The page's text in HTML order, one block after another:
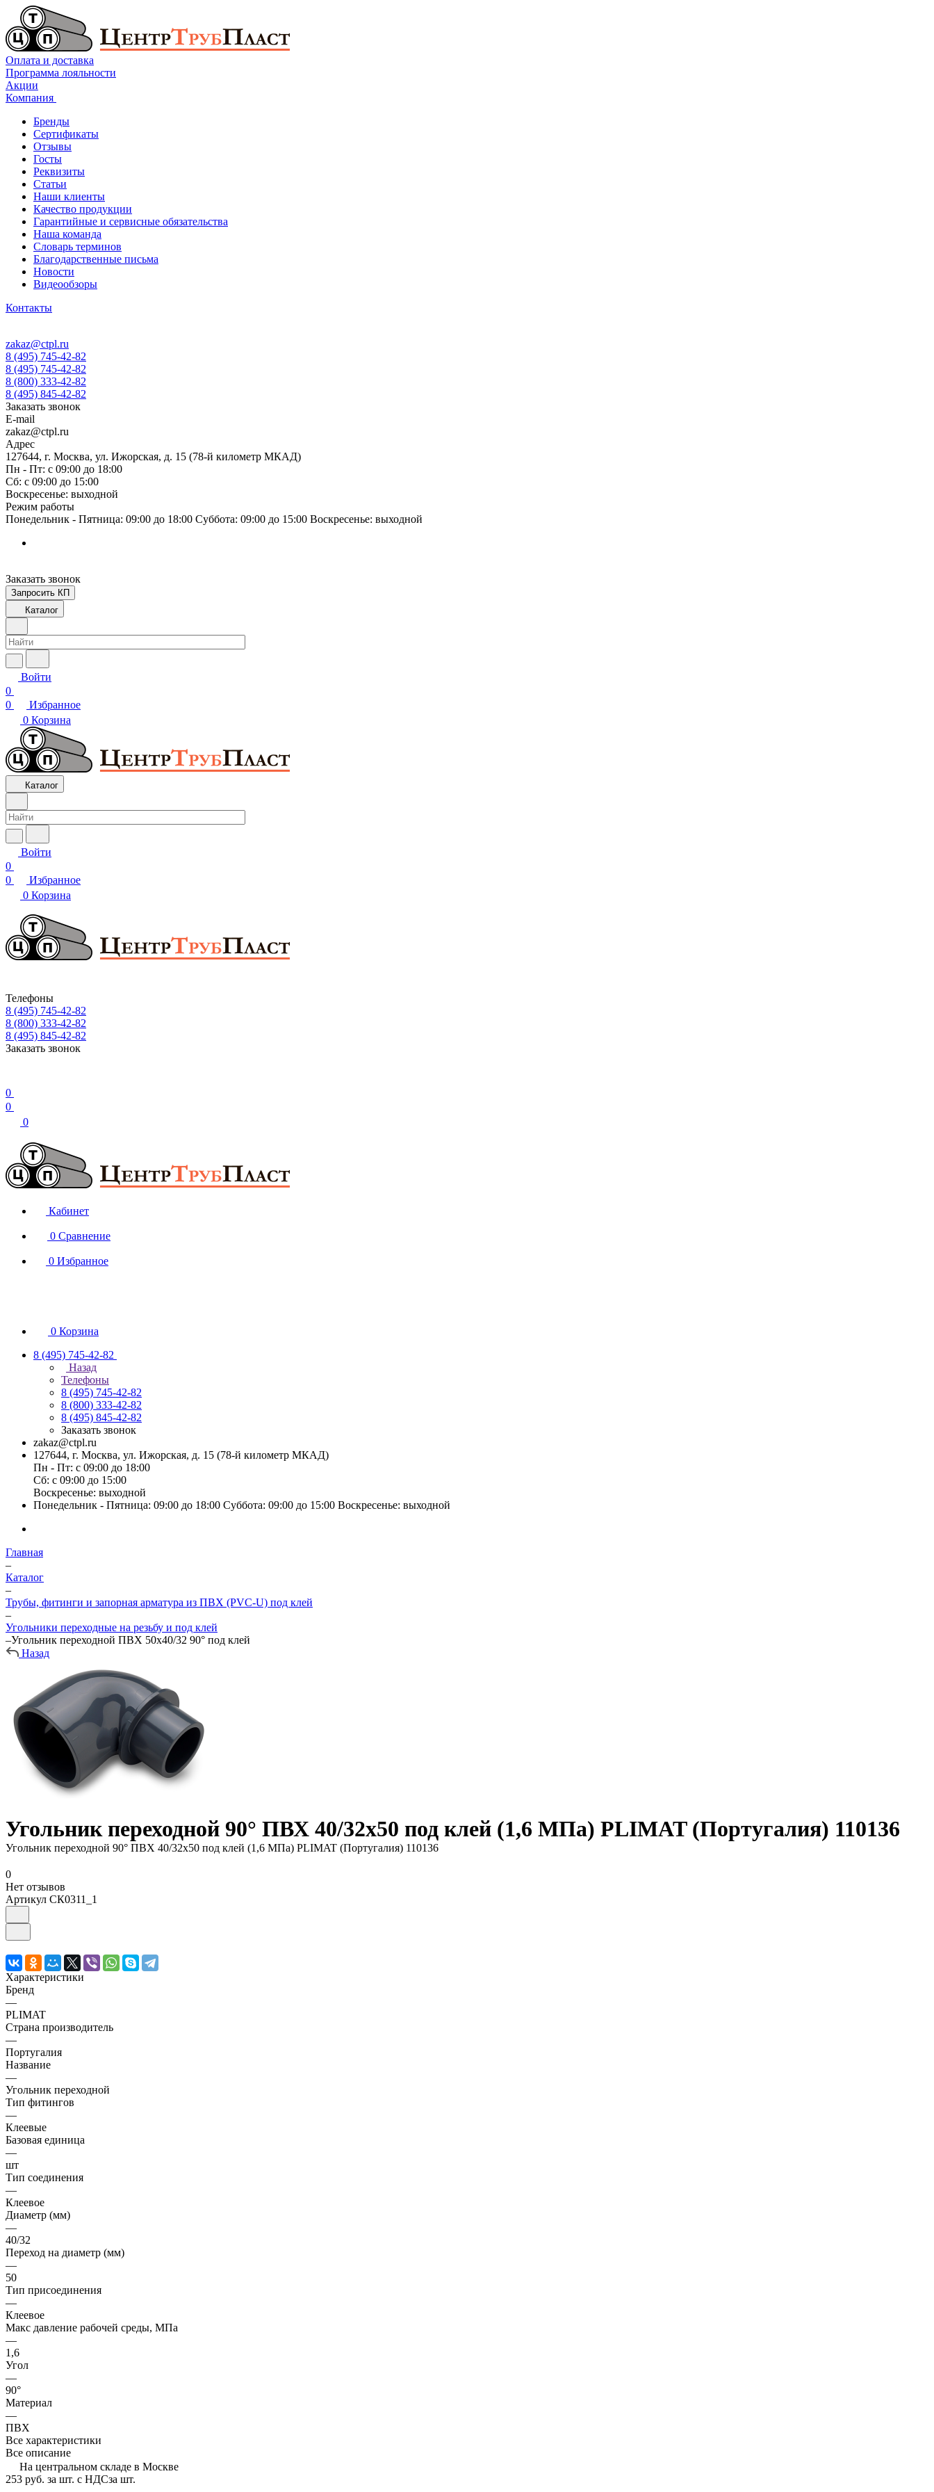
Оплата и доставка
Программа лояльности
Акции
Компания
Бренды
Сертификаты
Отзывы
Госты
Реквизиты
Статьи
Наши клиенты
Качество продукции
Гарантийные и сервисные обязательства
Наша команда
Словарь терминов
Благодарственные письма
Новости
Видеообзоры
Контакты
zakaz@ctpl.ru
8 (495) 745-42-82
8 (495) 745-42-82
8 (800) 333-42-82
8 (495) 845-42-82
Заказать звонок
E-mail
zakaz@ctpl.ru
Адрес
127644, г. Москва, ул. Ижорская, д. 15 (78-й километр МКАД)
Пн - Пт: с 09:00 до 18:00
Сб: с 09:00 до 15:00
Воскресенье: выходной
Режим работы
Понедельник - Пятница: 09:00 до 18:00 Суббота: 09:00 до 15:00 Воскресенье: выходной
Заказать звонок
Запросить КП
Каталог
Войти
0
0
Избранное
0 Корзина
Каталог
Войти
0
0
Избранное
0 Корзина
Телефоны
8 (495) 745-42-82
8 (800) 333-42-82
8 (495) 845-42-82
Заказать звонок
0
0
0
Кабинет
0 Сравнение
0 Избранное
0 Корзина
8 (495) 745-42-82
Назад
Телефоны
8 (495) 745-42-82
8 (800) 333-42-82
8 (495) 845-42-82
Заказать звонок
zakaz@ctpl.ru
127644, г. Москва, ул. Ижорская, д. 15 (78-й километр МКАД)
Пн - Пт: с 09:00 до 18:00
Сб: с 09:00 до 15:00
Воскресенье: выходной
Понедельник - Пятница: 09:00 до 18:00 Суббота: 09:00 до 15:00 Воскресенье: выходной
Главная
–
Каталог
–
Трубы, фитинги и запорная арматура из ПВХ (PVC-U) под клей
–
Угольники переходные на резьбу и под клей
–Угольник переходной ПВХ 50х40/32 90° под клей
Назад
Угольник переходной 90° ПВХ 40/32х50 под клей (1,6 МПа) PLIMAT (Португалия) 110136
Угольник переходной 90° ПВХ 40/32х50 под клей (1,6 МПа) PLIMAT (Португалия) 110136
0
Нет отзывов
Артикул СК0311_1
Характеристики
Бренд
—
PLIMAT
Страна производитель
—
Португалия
Название
—
Угольник переходной
Тип фитингов
—
Клеевые
Базовая единица
—
шт
Тип соединения
—
Клеевое
Диаметр (мм)
—
40/32
Переход на диаметр (мм)
—
50
Тип присоединения
—
Клеевое
Макс давление рабочей среды, МПа
—
1,6
Угол
—
90°
Материал
—
ПВХ
Все характеристики
Все описание
На центральном складе в Москве
253 руб. за шт. с НДСза шт.